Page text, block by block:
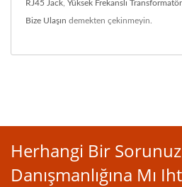
RJ45 Jack Yüksek Frekanslı Transformatör
Bize Ulaşın demekten çekinmeyin.
Herhangi Bir
Danışmanlığına Mı